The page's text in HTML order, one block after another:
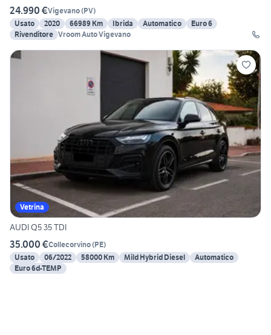
24.990 €Vigevano(PV)
Usato
2020 66989 Km Ibrida Automatico
Euro 6
Rivenditore Vroom Auto Vigevano
Vetrina
AUDI Q5 35 TDI
35.000 €Collecorvino(PE)
Usato
06/2022 58000 Km Mild Hybrid Diesel
Automatico
Euro 6d-TEMP